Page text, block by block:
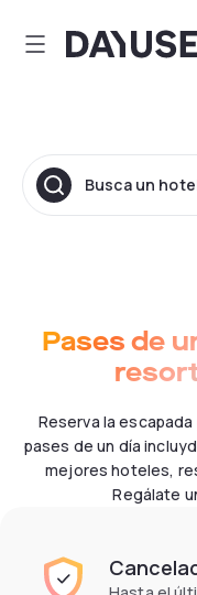
Dayuse
Busca un
Pases de
Reserva la
pases de un día
mejores hoteles,
Regálate